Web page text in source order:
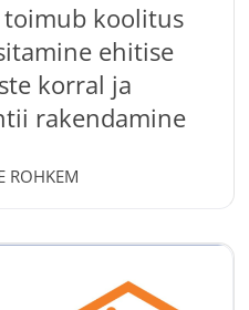
koolitus
ehitise
korral ja
rakendamine
". Jurist Martina
vajalikke teadmisi
sõlmimiseks ja
ROHKEM